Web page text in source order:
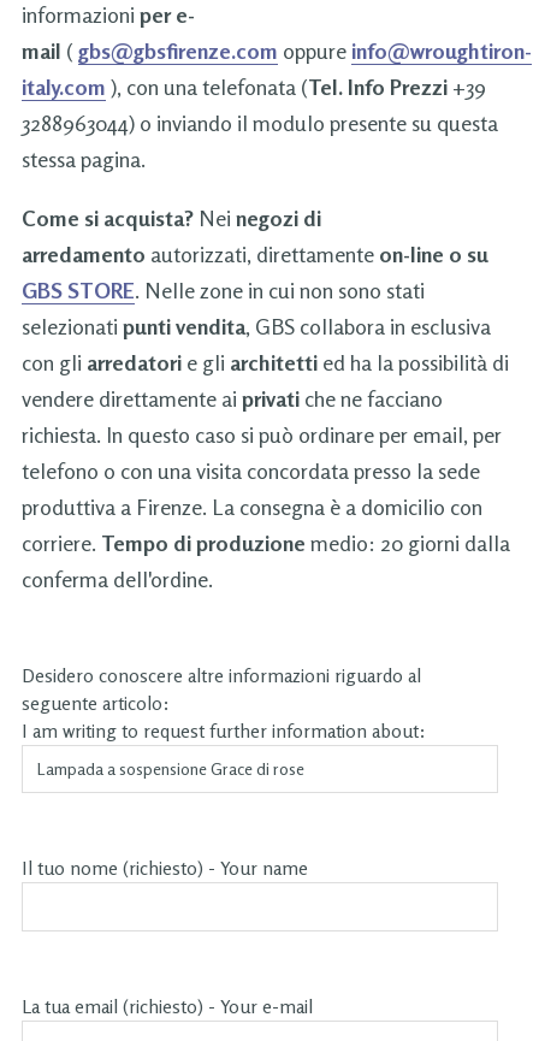
informazioni per e-
mail ( gbs@gbsfirenze.com oppure info@wroughtiron-
italy.com ), con una telefonata (Tel. Info Prezzi +39
3288963044) o inviando il modulo presente su questa
stessa pagina.
Come si acquista? Nei negozi di
arredamento autorizzati, direttamente on-line o su
GBS STORE. Nelle zone in cui non sono stati
selezionati punti vendita, GBS collabora in esclusiva
con gli arredatori e gli architetti ed ha la possibilità di
vendere direttamente ai privati che ne facciano
richiesta. In questo caso si può ordinare per email, per
telefono o con una visita concordata presso la sede
produttiva a Firenze. La consegna è a domicilio con
corriere. Tempo di produzione medio: 20 giorni dalla
conferma dell'ordine.
Desidero conoscere altre informazioni riguardo al
seguente articolo:
I am writing to request further information about:
Il tuo nome (richiesto) - Your name
La tua email (richiesto) - Your e-mail